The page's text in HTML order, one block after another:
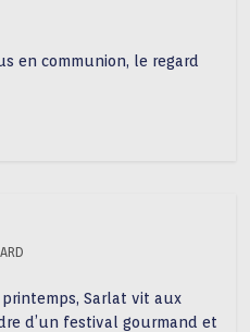
en communion, le regard
Sarlat vit aux
d’un festival gourmand et